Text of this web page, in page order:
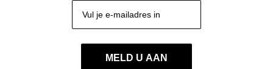
MELD U AAN